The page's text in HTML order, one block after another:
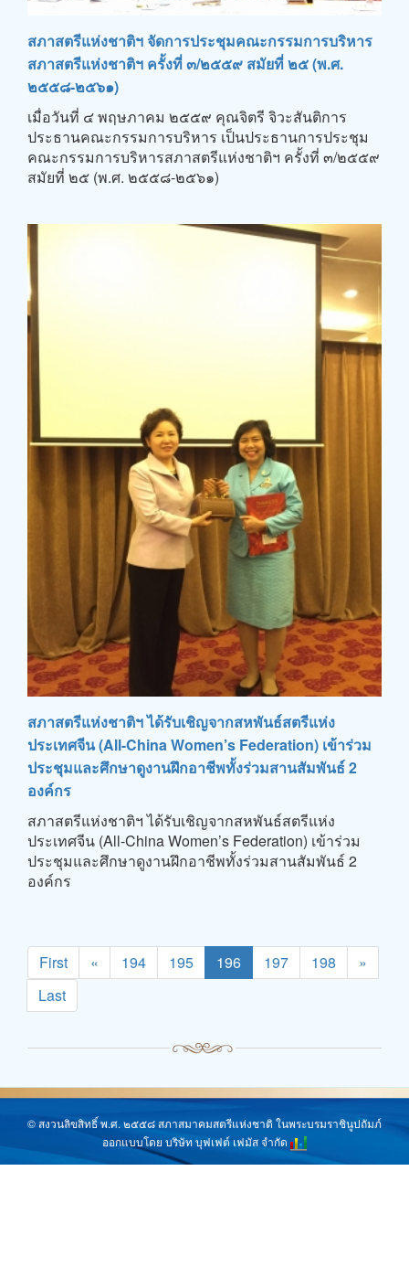
สภาสตรีแห่งชาติฯ จัดการประชุมคณะกรรมการบริหาร
สภาสตรีแห่งชาติฯ ครั้งที่ ๓/๒๕๕๙ สมัยที่ ๒๕ (พ.ศ.
๒๕๕๘-๒๕๖๑)
เมื่อวันที่ ๔ พฤษภาคม ๒๕๕๙ คุณจิตรี จิวะสันติการ
ประธานคณะกรรมการบริหาร เป็นประธานการประชุม
คณะกรรมการบริหารสภาสตรีแห่งชาติฯ ครั้งที่ ๓/๒๕๕๙
สมัยที่ ๒๕ (พ.ศ. ๒๕๕๘-๒๕๖๑)
สภาสตรีแห่งชาติฯ ได้รับเชิญจากสหพันธ์สตรีแห่ง
ประเทศจีน (All-China Women’s Federation) เข้าร่วม
ประชุมและศึกษาดูงานฝึกอาชีพทั้งร่วมสานสัมพันธ์ 2
องค์กร
สภาสตรีแห่งชาติฯ ได้รับเชิญจากสหพันธ์สตรีแห่ง
ประเทศจีน (All-China Women’s Federation) เข้าร่วม
ประชุมและศึกษาดูงานฝึกอาชีพทั้งร่วมสานสัมพันธ์ 2
องค์กร
First « 194 195 196 197 198
»
Last
© สงวนลิขสิทธิ์ พ.ศ. ๒๕๕๘ สภาสมาคมสตรีแห่งชาติ ในพระบรมราชินูปถัมภ์
ออกแบบโดย บริษัท บุฟเฟต์ เฟมัส จำกัด